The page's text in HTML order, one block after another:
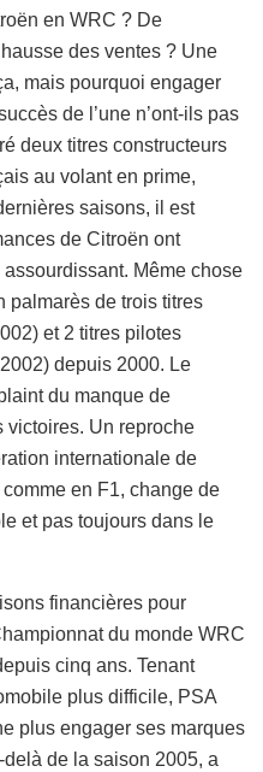
en WRC ? De
des ventes ? Une
mais pourquoi engager
de l’une n’ont-ils pas
deux titres constructeurs
au volant en prime,
saisons, il est
de Citroën ont
Même chose
palmarès de trois titres
et 2 titres pilotes
depuis 2000. Le
du manque de
victoires. Un reproche
internationale de
comme en F1, change de
et pas toujours dans le
financières pour
du monde WRC
cinq ans. Tenant
plus difficile, PSA
plus engager ses marques
de la saison 2005, a